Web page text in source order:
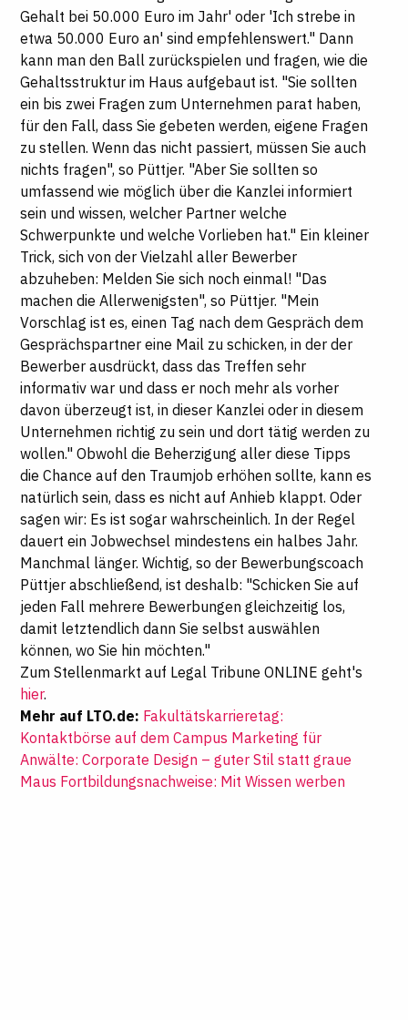
Gehalt bei 50.000 Euro im Jahr' oder 'Ich strebe in
etwa 50.000 Euro an' sind empfehlenswert." Dann
kann man den Ball zurückspielen und fragen, wie die
Gehaltsstruktur im Haus aufgebaut ist. "Sie sollten
ein bis zwei Fragen zum Unternehmen parat haben,
für den Fall, dass Sie gebeten werden, eigene Fragen
zu stellen. Wenn das nicht passiert, müssen Sie auch
nichts fragen", so Püttjer. "Aber Sie sollten so
umfassend wie möglich über die Kanzlei informiert
sein und wissen, welcher Partner welche
Schwerpunkte und welche Vorlieben hat." Ein kleiner
Trick, sich von der Vielzahl aller Bewerber
abzuheben: Melden Sie sich noch einmal! "Das
machen die Allerwenigsten", so Püttjer. "Mein
Vorschlag ist es, einen Tag nach dem Gespräch dem
Gesprächspartner eine Mail zu schicken, in der der
Bewerber ausdrückt, dass das Treffen sehr
informativ war und dass er noch mehr als vorher
davon überzeugt ist, in dieser Kanzlei oder in diesem
Unternehmen richtig zu sein und dort tätig werden zu
wollen." Obwohl die Beherzigung aller diese Tipps
die Chance auf den Traumjob erhöhen sollte, kann es
natürlich sein, dass es nicht auf Anhieb klappt. Oder
sagen wir: Es ist sogar wahrscheinlich. In der Regel
dauert ein Jobwechsel mindestens ein halbes Jahr.
Manchmal länger. Wichtig, so der Bewerbungscoach
Püttjer abschließend, ist deshalb: "Schicken Sie auf
jeden Fall mehrere Bewerbungen gleichzeitig los,
damit letztendlich dann Sie selbst auswählen
können, wo Sie hin möchten."
Zum Stellenmarkt auf Legal Tribune ONLINE geht's
hier.
Mehr auf LTO.de: Fakultätskarrieretag:
Kontaktbörse auf dem Campus Marketing für
Anwälte: Corporate Design – guter Stil statt graue
Maus Fortbildungsnachweise: Mit Wissen werben